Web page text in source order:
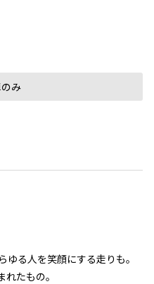
み
る人を笑顔にする走りも。
たもの。